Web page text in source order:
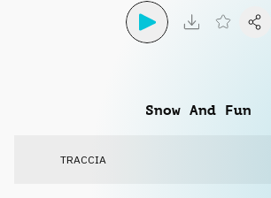
Info
Snow And Fun
TRACCIA